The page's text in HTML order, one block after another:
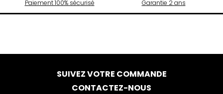
Paiement 100% sécurisé Garantie 2 ans
SUIVEZ VOTRE COMMANDE
CONTACTEZ-NOUS